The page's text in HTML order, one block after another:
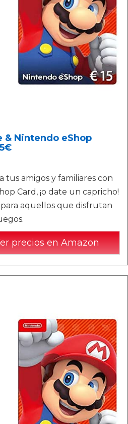
& Nintendo eShop
tus amigos y familiares con
Card, ¡o date un capricho!
para aquellos que disfrutan
precios en Amazon